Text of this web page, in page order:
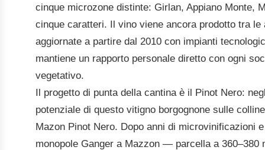
cinque microzone distinte: Girlan, Appiano Monte,
cinque caratteri. Il vino viene ancora prodotto tra
aggiornate a partire dal 2010 con impianti
mantiene un rapporto personale diretto con ogni
vegetativo.
Il progetto di punta della cantina è il Pinot Nero:
potenziale di questo vitigno borgognone sulle
Mazon Pinot Nero. Dopo anni di microvinificazioni
monopole Ganger a Mazzon — parcella a